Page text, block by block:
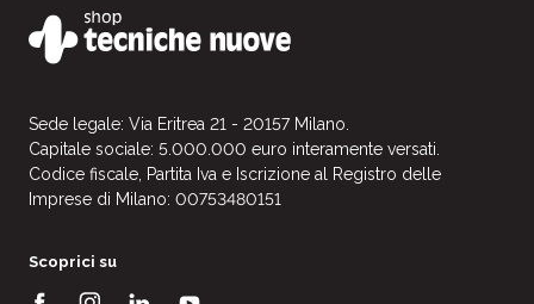
Sede legale: Via Eritrea 21 - 20157 Milano.
Capitale sociale: 5.000.000 euro interamente versati.
Codice fiscale, Partita Iva e Iscrizione al Registro delle
Imprese di Milano: 00753480151
Scoprici su